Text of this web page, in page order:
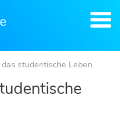
studentische Leben